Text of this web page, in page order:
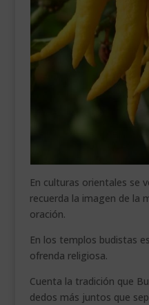
En culturas orientales se
recuerda la imagen de la
oración.
En los templos budistas
ofrenda religiosa.
Cuenta la tradición que
dedos más juntos que